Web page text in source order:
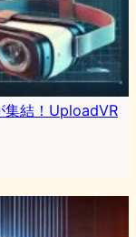
集結！UploadVR